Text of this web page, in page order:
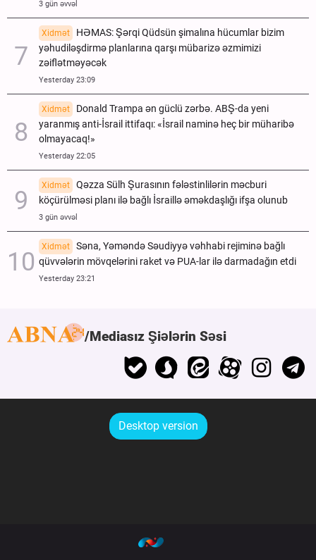
3 gün əvvəl
Xidmət
HƏMAS: Şərqi Qüdsün şimalına hücumlar bizim
yəhudiləşdirmə planlarına qarşı mübarizə əzmimizi
zəiflətməyəcək
Yesterday 23:09
Xidmət
Donald Trampa ən güclü zərbə. ABŞ-da yeni
yaranmış anti-İsrail ittifaqı: «İsrail naminə heç bir müharibə
olmayacaq!»
Yesterday 22:05
Xidmət
Qəzza Sülh Şurasının fələstinlilərin məcburi
köçürülməsi planı ilə bağlı İsraillə əməkdaşlığı ifşa olunub
3 gün əvvəl
Xidmət
Səna, Yəməndə Səudiyyə vəhhabi rejiminə bağlı
qüvvələrin mövqelərini raket və PUA-lar ilə darmadağın etdi
Yesterday 23:21
Mediasız Şiələrin Səsi
Desktop version